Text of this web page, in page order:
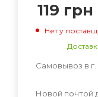
119 грн
Нет у
Самовывоз в
Новой почтой